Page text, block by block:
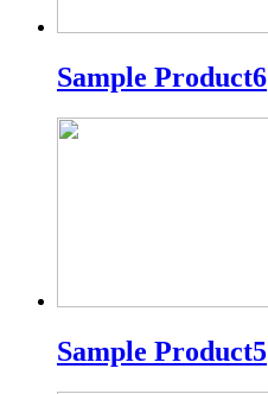
Sample Product6
Sample Product5